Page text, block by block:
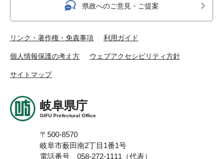
県政へのご意見・ご提案
リンク・著作権・免責事項 利用ガイド
個人情報保護の考え方 ウェブアクセシビリティ方針
サイトマップ
岐阜県庁
GIFU Prefectural Office
〒500-8570
岐阜市薮田南2丁目1番1号
電話番号 058-272-1111（代表）